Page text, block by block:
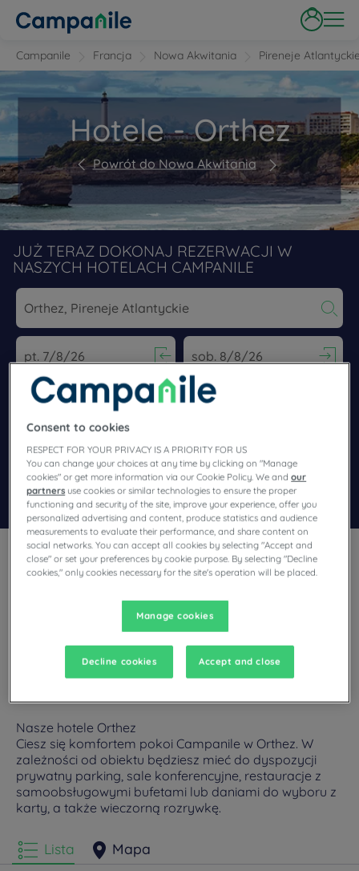
Campanile Francja Nowa Akwitania Pireneje
Hotele - Orthez
Powrót do Nowa Akwitania
JUŻ TERAZ DOKONAJ REZERWACJI W
NASZYCH HOTELACH CAMPANILE
Navigate forward to interact with the calendar and select a
Navigate backward to interact
Znajdź hotel
Dodaj specjalny kod
Planują Państwo pobyt w Orthez i poszukują hotelu?
Campanile oferuje komfortowe pokoje i dobrą kuchnię w
Nasze hotele Orthez
Ciesz się komfortem pokoi Campanile w Orthez. W
zależności od obiektu będziesz mieć do dyspozycji
prywatny parking, sale konferencyjne, restauracje z
samoobsługowymi bufetami lub daniami do wyboru z
karty, a także wieczorną rozrywkę.
Lista Mapa
Consent to cookies
RESPECT FOR YOUR PRIVACY IS A PRIORITY FOR US
You can change your choices at any time by clicking on "Manage
cookies" or get more information via our Cookie Policy. We andour
partners use cookies or similar technologies to ensure the proper
functioning and security of the site, improve your experience, offer you
personalized advertising and content, produce statistics and audience
measurements to evaluate their performance, and share content on
social networks. You can accept all cookies by selecting "Accept and
close" or set your preferences by cookie purpose. By selecting "Decline
cookies," only cookies necessary for the site's operation will be placed.
Manage cookies
Decline cookies Accept and close